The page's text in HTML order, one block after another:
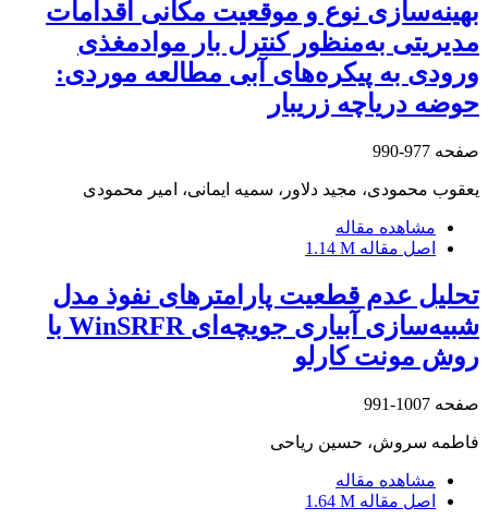
بهینه‌سازی نوع و موقعیت مکانی اقدامات
مدیریتی به‎‌منظور کنترل بار موادمغذی
ورودی به پیکره‌های آبی مطالعه موردی:
حوضه دریاچه زریبار
صفحه 977-990
یعقوب محمودی، مجید دلاور، سمیه ایمانی، امیر محمودی
مشاهده مقاله
اصل مقاله 1.14 M
تحلیل عدم قطعیت پارامترهای نفوذ مدل
شبیه‌سازی آبیاری جویچه‌ای WinSRFR با
روش مونت کارلو
صفحه 1007-991
فاطمه سروش، حسین ریاحی
مشاهده مقاله
اصل مقاله 1.64 M